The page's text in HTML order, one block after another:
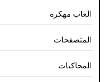
العاب مهكرة
المتصفحات
المحاكيات